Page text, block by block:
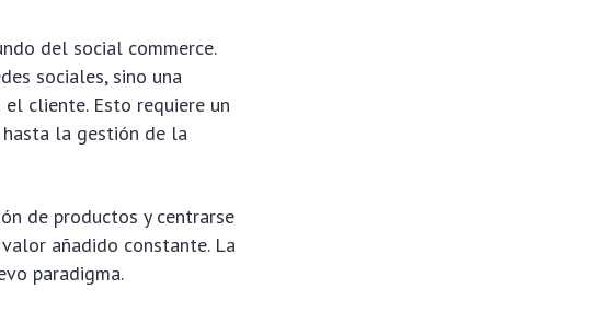
del social commerce.
sociales, sino una
cliente. Esto requiere un
la gestión de la
de productos y centrarse
añadido constante. La
paradigma.